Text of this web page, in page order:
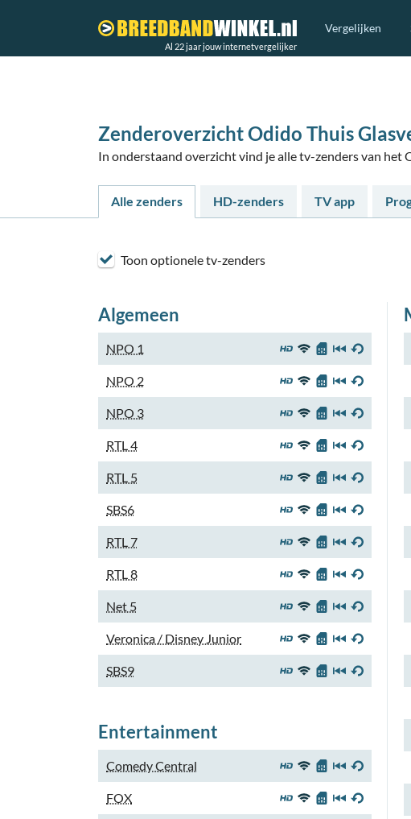
Al 22 jaar jouw internetvergelijker
Vergelijken
Zenderoverzicht Odido Thuis
In onderstaand overzicht vind je alle tv-zenders van
Alle zenders HD-zenders TV app
Toon optionele tv-zenders
Algemeen
NPO 1
NPO 2
NPO 3
RTL 4
RTL 5
SBS6
RTL 7
RTL 8
Net 5
Veronica / Disney Junior
SBS9
Entertainment
Comedy Central
FOX